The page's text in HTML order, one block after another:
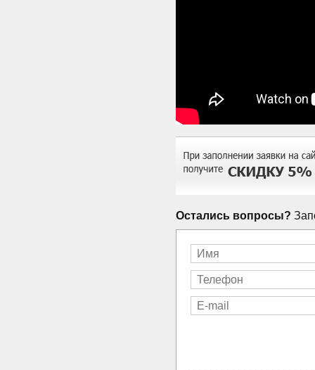
Остались вопросы?